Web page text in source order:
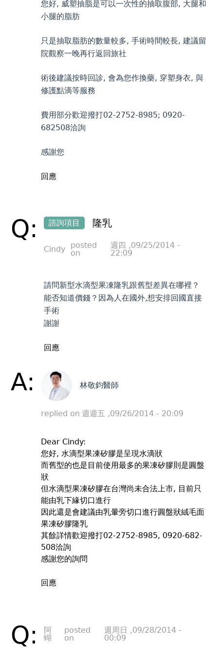
您好, 威塑抽脂是可以一次性的抽取腹部, 大腿和
小腿的脂肪
只是抽取脂肪的數量較多, 手術時間較長, 建議留
院觀察一晚再行返回旅社
術後建議按時回診, 會為您作換藥, 穿塑身衣, 與
修護點滴等服務
費用部分歡迎撥打02-2752-8985; 0920-
682508洽詢
感謝您
回應
Q: 諮詢項目 隆乳
Cindy
posted
on
週四 ,09/25/2014 -
22:09
請問新型水滴型果凍隆乳跟舊型差異在哪裡？
能否知道價錢？因為人在國外,想安排回國直接
手術
謝謝
回應
A: 林敬鈞醫師
replied on 週週五 ,09/26/2014 - 20:09
Dear Cindy:
您好, 水滴型果凍矽膠是呈現水滴狀
而舊型的也是目前使用最多的果凍矽膠則是圓盤
狀
但水滴型果凍矽膠在台灣尚未合法上市, 目前只
能由乳下緣切口進行
因此還是會建議由乳暈旁切口進行圓盤狀絨毛面
果凍矽膠隆乳
其餘詳情歡迎撥打02-2752-8985, 0920-682-
508洽詢
感謝您的詢問
回應
Q:
阿
蝴
posted
on
週周日 ,09/28/2014 -
00:09